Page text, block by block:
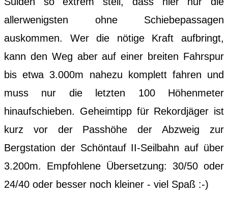
allerwenigsten ohne Schiebepassagen
auskommen. Wer die nötige Kraft aufbringt,
kann den Weg aber auf einer breiten Fahrspur
bis etwa 3.000m nahezu komplett fahren und
muss nur die letzten 100 Höhenmeter
hinaufschieben. Geheimtipp für Rekordjäger ist
kurz vor der Passhöhe der Abzweig zur
Bergstation der Schöntauf II-Seilbahn auf über
3.200m. Empfohlene Übersetzung: 30/50 oder
24/40 oder besser noch kleiner - viel Spaß :-)